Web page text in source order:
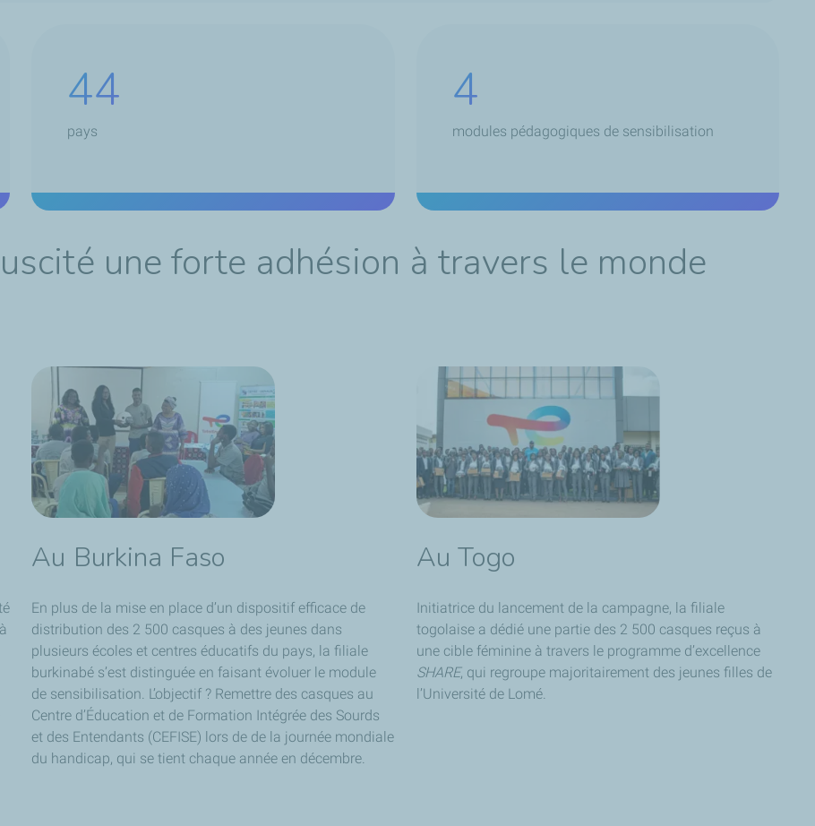
44
pays
4
modules pédagogiques de sensibilisation
une forte adhésion à travers le monde
Au Burkina Faso
En plus de la mise en place d’un dispositif efficace de
distribution des 2 500 casques à des jeunes dans
plusieurs écoles et centres éducatifs du pays, la filiale
burkinabé s’est distinguée en faisant évoluer le module
de sensibilisation. L’objectif ? Remettre des casques au
Centre d’Éducation et de Formation Intégrée des Sourds
et des Entendants (CEFISE) lors de de la journée mondiale
du handicap, qui se tient chaque année en décembre.
Au Togo
Initiatrice du lancement de la campagne, la filiale
togolaise a dédié une partie des 2 500 casques reçus à
une cible féminine à travers le programme d’excellence
SHARE, qui regroupe majoritairement des jeunes filles de
l’Université de Lomé.